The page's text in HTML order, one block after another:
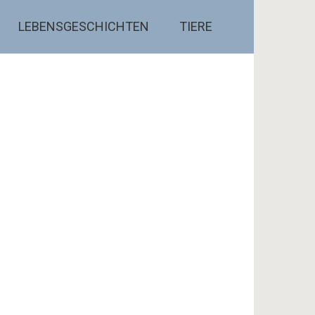
LEBENSGESCHICHTEN TIERE